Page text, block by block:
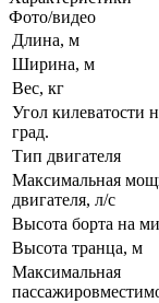
Фото/видео
Длина, м
Ширина, м
Вес, кг
Угол килеватости
град.
Тип двигателя
Максимальная
двигателя, л/с
Высота борта на
Высота транца, м
Максимальная